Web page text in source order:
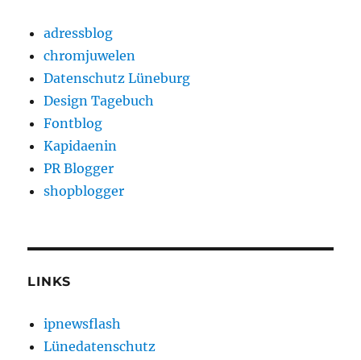
adressblog
chromjuwelen
Datenschutz Lüneburg
Design Tagebuch
Fontblog
Kapidaenin
PR Blogger
shopblogger
LINKS
ipnewsflash
Lünedatenschutz